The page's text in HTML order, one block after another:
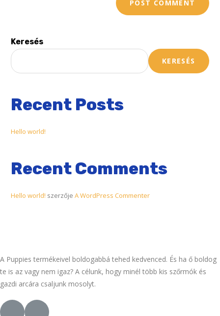
Keresés
KERESÉS
Recent Posts
Hello world!
Recent Comments
Hello world! szerzőjeA WordPress Commenter
A Puppies termékeivel boldogabbá tehed kedvenced. És ha ő boldog
te is az vagy nem igaz? A célunk, hogy minél több kis szőrmók és
gazdi arcára csaljunk mosolyt.